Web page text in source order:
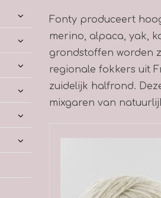
Fonty produceert
merino, alpaca, yak,
grondstoffen worden
regionale fokkers uit
zuidelijk halfrond.
mixgaren van